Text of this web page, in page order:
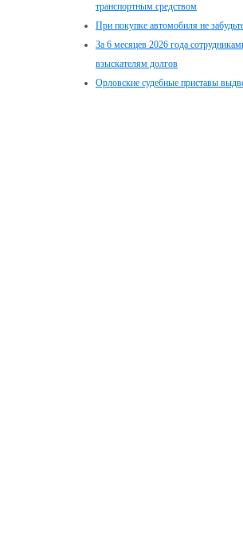
транспортным средством
При покупке автомобиля не
За 6 месяцев 2026 года
взыскателям долгов
Орловские судебные приставы